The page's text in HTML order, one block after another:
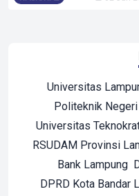
Universitas
Politeknik
Universitas
RSUDAM Provinsi
Bank Lampung
DPRD Kota Bandar